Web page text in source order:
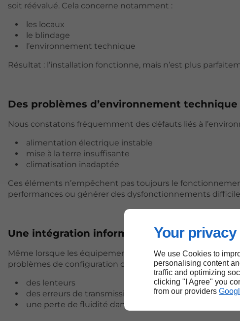
Your
We use Cookies to
personalising content
traffic and optimizing
clicking "I Agree" you
from our providers
soit réévalué. Cela concerne notamment :
les locaux
le blindage
l’environnement technique
Résultat : l’installation fonctionne, mais n’est plus
Des problèmes d’environnement technique
Nous constatons fréquemment des défauts liés à
alimentation électrique instable
mise à la terre insuffisante
climatisation inadaptée
Ces éléments n’empêchent pas toujours le
performances ou générer des dysfonctionnements
Une intégration informatique incomplète
Même lorsque les équipements sont récents, leur
problèmes de configuration ou de compatibilité avec le
des lenteurs
des erreurs de transmission
une perte de fluidité dans le flux de travail